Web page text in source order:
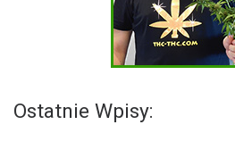
Ostatnie Wpisy: